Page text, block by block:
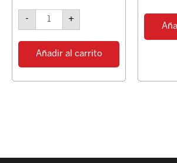
- +
Añadir al carrito